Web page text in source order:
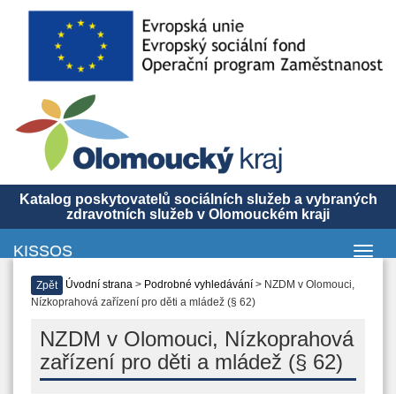
Katalog poskytovatelů sociálních služeb a vybraných
zdravotních služeb v Olomouckém kraji
KISSOS
Zpět Úvodní strana > Podrobné vyhledávání > NZDM v Olomouci,
Nízkoprahová zařízení pro děti a mládež (§ 62)
NZDM v Olomouci, Nízkoprahová
zařízení pro děti a mládež (§ 62)